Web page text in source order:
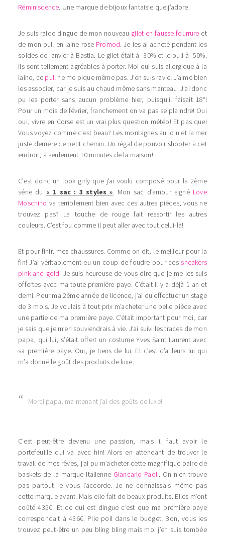
Réminiscence. Une marque de bijoux fantaisie que j’adore.
Je suis raide dingue de mon nouveau gilet en fausse fourrure et
de mon pull en laine rose Promod. Je les ai acheté pendant les
soldes de janvier à Bastia. Le gilet était à -30% et le pull à -50%.
Ils sont tellement agréables à porter. Moi qui suis allergique à la
laine, ce pull ne me pique même pas. J’en suis ravie! J’aime bien
les associer, car je suis au chaud même sans manteau. J’ai donc
pu les porter sans aucun problème hier, puisqu’il faisait 18°!
Pour un mois de février, franchement on va pas se plaindre! Oui
oui, vivre en Corse est un vrai plus question météo! Et pas que!
Vous voyez comme c’est beau? Les montagnes au loin et la mer
juste derrière ce petit chemin. Un régal de pouvoir shooter à cet
endroit, à seulement 10 minutes de la maison!
C’est donc un look girly que j’ai voulu composé pour la 2ème
série du « 1 sac : 3 styles ». Mon sac d’amour signé Love
Moschino va terriblement bien avec ces autres pièces, vous ne
trouvez pas? La touche de rouge fait ressortir les autres
couleurs. C’est fou comme il peut aller avec tout celui-là!
Et pour finir, mes chaussures. Comme on dit, le meilleur pour la
fin! J’ai véritablement eu un coup de foudre pour ces sneakers
pink and gold. Je suis heureuse de vous dire que je me les suis
offertes avec ma toute première paye. C’était il y a déjà 1 an et
demi. Pour ma 2ème année de licence, j’ai du effectuer un stage
de 3 mois. Je voulais à tout prix m’acheter une belle pièce avec
une partie de ma première paye. C’était important pour moi, car
je sais que je m’en souviendrais à vie. J’ai suivi les traces de mon
papa, qui lui, s’était offert un costume Yves Saint Laurent avec
sa première paye. Oui, je tiens de lui. Et c’est d’ailleurs lui qui
m’a donné le goût des produits de luxe.
Merci papa, maintenant j’ai des goûts de luxe!
C’est peut-être devenu une passion, mais il faut avoir le
portefeuille qui va avec hin! Alors en attendant de trouver le
travail de mes rêves, j’ai pu m’acheter cette magnifique paire de
baskets de la marque italienne Giancarlo Paoli. On n’en trouve
pas partout je vous l’accorde. Je ne connaissais même pas
cette marque avant. Mais elle fait de beaux produits. Elles m’ont
coûté 435€. Et ce qui est dingue c’est que ma première paye
correspondait à 436€. Pile poil dans le budget! Bon, vous les
trouvez peut-être un peu bling bling mais moi j’en suis tombée